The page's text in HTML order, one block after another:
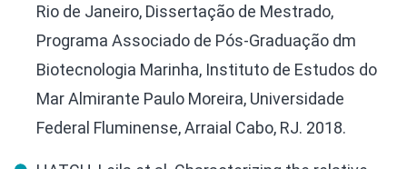
Rio de Janeiro, Dissertação de Mestrado,
Programa Associado de Pós-Graduação dm
Biotecnologia Marinha, Instituto de Estudos do
Mar Almirante Paulo Moreira, Universidade
Federal Fluminense, Arraial Cabo, RJ. 2018.